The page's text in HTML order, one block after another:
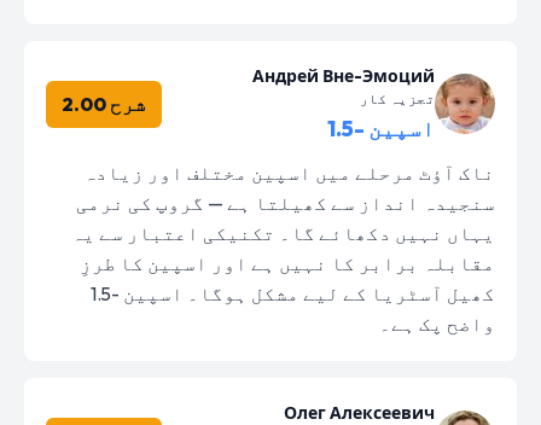
Андрей Вне-Эмоций
تجزیہ کار
اسپین -1.5
شرح 2.00
ناک آؤٹ مرحلے میں اسپین مختلف اور زیادہ
سنجیدہ انداز سے کھیلتا ہے — گروپ کی نرمی
یہاں نہیں دکھائے گا۔ تکنیکی اعتبار سے یہ
مقابلہ برابر کا نہیں ہے اور اسپین کا طرزِ
کھیل آسٹریا کے لیے مشکل ہوگا۔ اسپین -1.5
واضح پک ہے۔
Олег Алексеевич